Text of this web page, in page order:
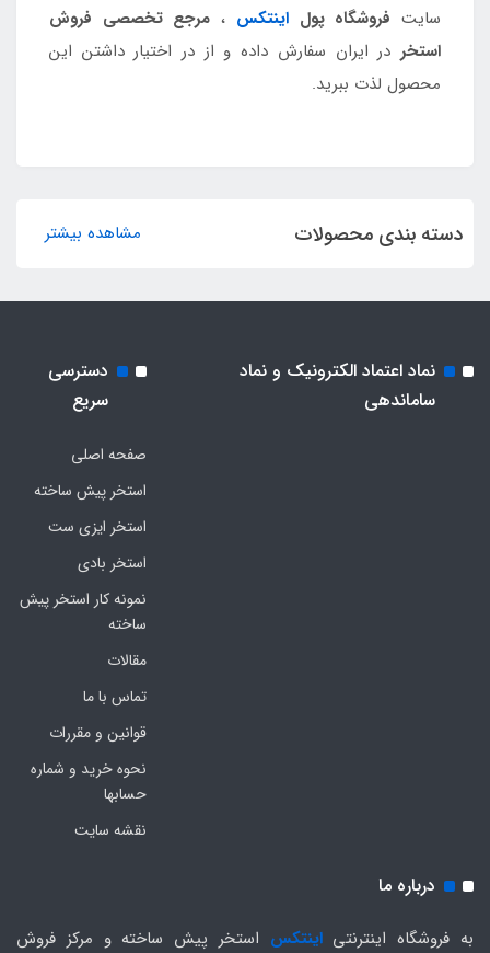
سایت فروشگاه پولاینتکس ، مرجع تخصصی فروش
استخر در ایران سفارش داده و از در اختیار داشتن این
محصول لذت ببرید.
دسته بندی محصولات مشاهده بیشتر
نماد اعتماد الکترونیک و نماد
ساماندهی
دسترسی
سریع
صفحه اصلی
استخر پیش ساخته
استخر ایزی ست
استخر بادی
نمونه کار استخر پیش
ساخته
مقالات
تماس با ما
قوانین و مقررات
نحوه خرید و شماره
حسابها
نقشه سایت
درباره ما
به فروشگاه اینترنتیاینتکس استخر پیش ساخته و مرکز فروش